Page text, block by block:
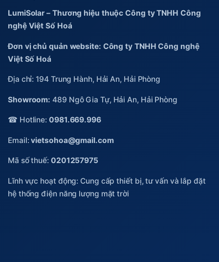
LumiSolar – Thương hiệu thuộc Công ty TNHH Công
nghệ Việt Số Hoá
Đơn vị chủ quản website: Công ty TNHH Công nghệ
Việt Số Hoá
Địa chỉ: 194 Trung Hành, Hải An, Hải Phòng
Showroom: 489 Ngô Gia Tự, Hải An, Hải Phòng
☎ Hotline: 0981.669.996
Email:vietsohoa@gmail.com
Mã số thuế: 0201257975
Lĩnh vực hoạt động: Cung cấp thiết bị, tư vấn và lắp đặt
hệ thống điện năng lượng mặt trời